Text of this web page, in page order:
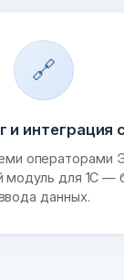
🔗
и интеграция
операторами
модуль для 1С —
данных.